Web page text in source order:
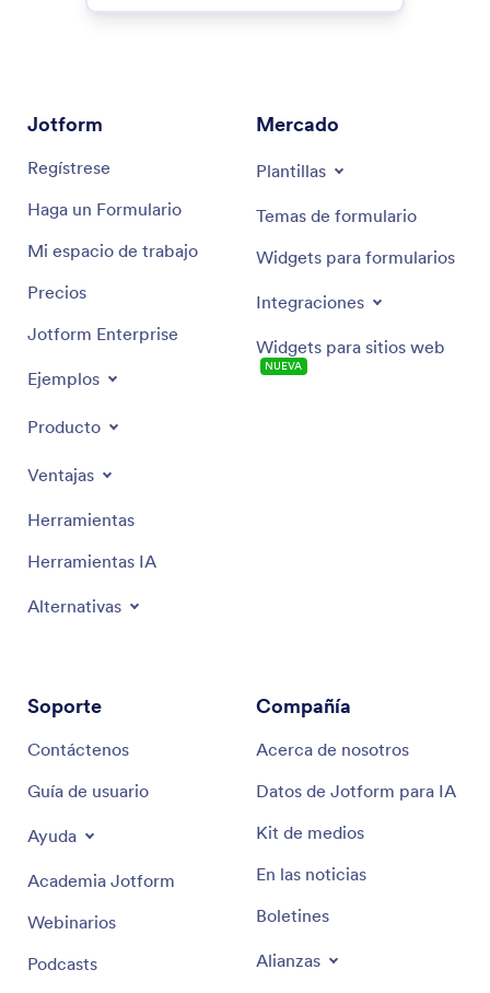
Jotform
Regístrese
Haga un Formulario
Mi espacio de trabajo
Precios
Jotform Enterprise
Ejemplos
Producto
Ventajas
Herramientas
Herramientas IA
Alternativas
Mercado
Plantillas
Temas de formulario
Widgets para formularios
Integraciones
Widgets para sitios web
NUEVA
Soporte
Contáctenos
Guía de usuario
Ayuda
Academia Jotform
Webinarios
Podcasts
Compañía
Acerca de nosotros
Datos de Jotform para IA
Kit de medios
En las noticias
Boletines
Alianzas